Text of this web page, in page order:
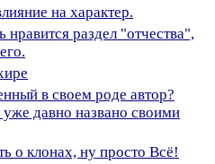
на характер.
нравится раздел "отчества",
в своем роде автор?
давно названо своими
о клонах, ну просто Всё!